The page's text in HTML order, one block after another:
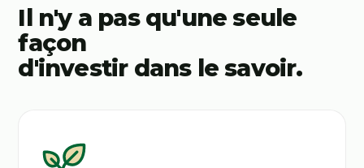
Il n'y a pas qu'une seule
façon
d'investir dans le savoir.